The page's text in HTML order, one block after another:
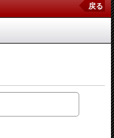
戻る